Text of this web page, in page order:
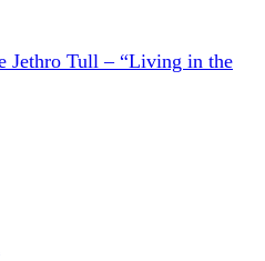
Jethro Tull – “Living in the